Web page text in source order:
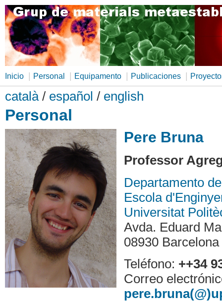
Inicio Personal Equipamento Publicaciones
català/ español / english
Personal
Pere Bruna
Professor
Departamento
Escola
Universitat
Avda. Eduard
08930
Teléfono: ++34
Correo